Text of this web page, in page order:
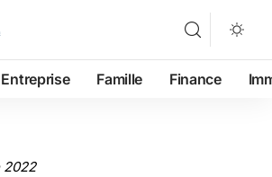
Entreprise Famille Finance
2022